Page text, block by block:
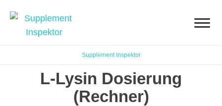
Supplement Inspektor
L-Lysin Dosierung
(Rechner)